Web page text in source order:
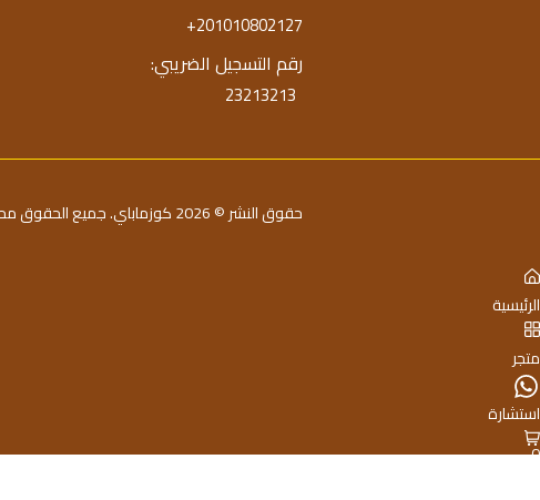
+201010802127
رقم التسجيل الضريبي:
23213213
حقوق النشر © 2026 كوزماباي. جميع الحقوق محفوظة
الرئيسية
متجر
استشارة
0